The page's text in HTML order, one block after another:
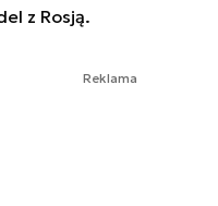
z Rosją.
Reklama